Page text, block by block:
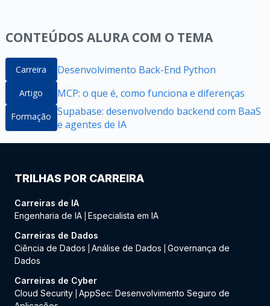
CONTEÚDOS ALURA COM O TEMA
Carreira Desenvolvimento Back-End Python
Artigo MCP: o que é, como funciona e diferenças
Formação Supabase: desenvolvendo backend com BaaS
e agentes de IA
TRILHAS POR CARREIRA
Carreiras de IA
Engenharia de IA Especialista em IA
Carreiras de Dados
Ciência de Dados
Análise de Dados
Governança de
Dados
Carreiras de Cyber
Cloud Security AppSec: Desenvolvimento Seguro de